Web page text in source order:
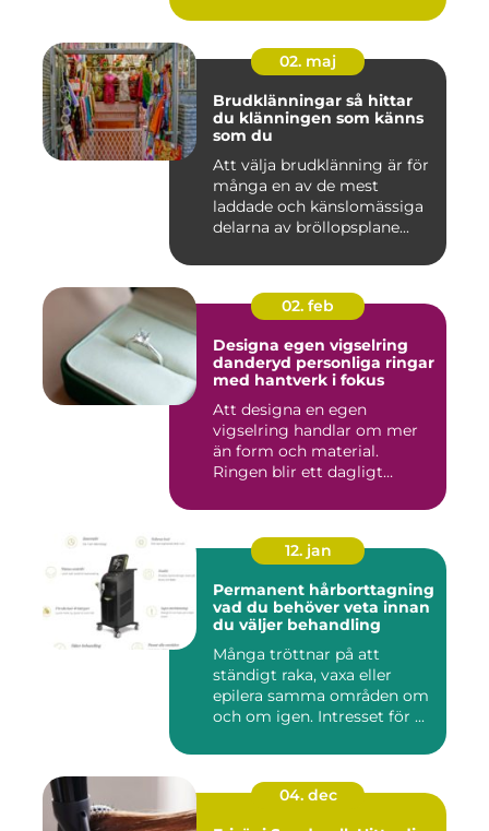
02. maj
Brudklänningar så hittar
du klänningen som känns
som du
Att välja brudklänning är för
många en av de mest
laddade och känslomässiga
delarna av bröllopsplane...
02. feb
Designa egen vigselring
danderyd personliga ringar
med hantverk i fokus
Att designa en egen
vigselring handlar om mer
än form och material.
Ringen blir ett dagligt
12. jan
Permanent hårborttagning
vad du behöver veta innan
du väljer behandling
Många tröttnar på att
ständigt raka, vaxa eller
epilera samma områden om
och om igen. Intresset för ...
04. dec